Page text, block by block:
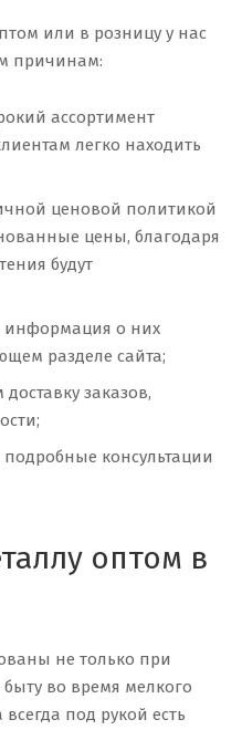
или в розницу у нас
причинам:
ассортимент
легко находить
ценовой политикой
цены, благодаря
будут
информация о них
разделе сайта;
заказов,
консультации
оптом в
не только при
быту во время мелкого
под рукой есть